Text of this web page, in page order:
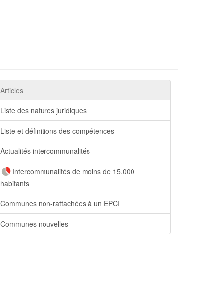
Articles
Liste des natures juridiques
Liste et définitions des compétences
Actualités intercommunalités
Intercommunalités de moins de 15.000
habitants
Communes non-rattachées à un EPCI
Communes nouvelles